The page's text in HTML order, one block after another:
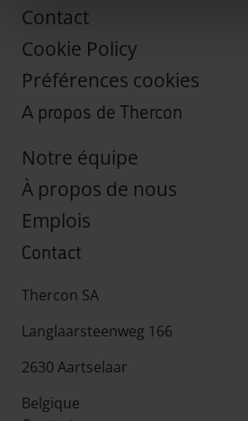
Contact
Cookie Policy
Préférences cookies
A propos de Thercon
Notre équipe
À propos de nous
Emplois
Contact
Thercon SA
Langlaarsteenweg 166
2630 Aartselaar
Belgique